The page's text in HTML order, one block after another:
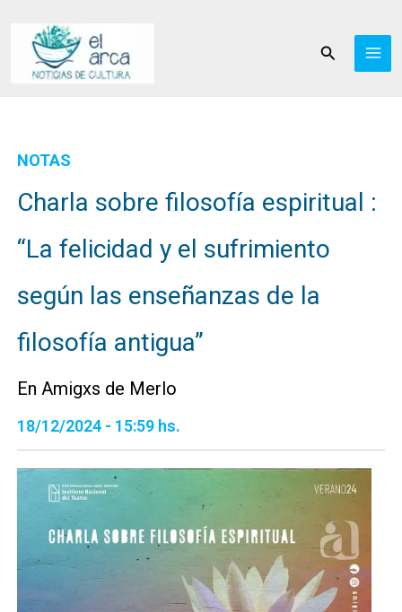
contenido
Buscar
NOTAS
Charla sobre filosofía espiritual :
“La felicidad y el sufrimiento
según las enseñanzas de la
filosofía antigua”
En Amigxs de Merlo
18/12/2024 - 15:59 hs.